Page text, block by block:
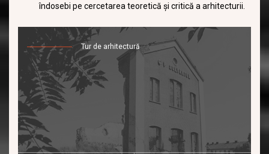
îndosebi pe cercetarea teoretică și critică a arhitecturii.
Tur de arhitectură